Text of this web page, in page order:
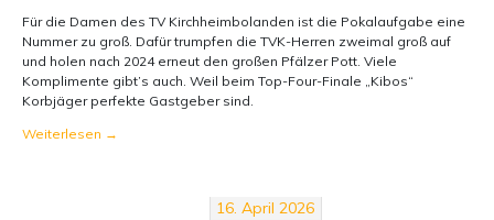
Für die Damen des TV Kirchheimbolanden ist die Pokalaufgabe eine
Nummer zu groß. Dafür trumpfen die TVK-Herren zweimal groß auf
und holen nach 2024 erneut den großen Pfälzer Pott. Viele
Komplimente gibt’s auch. Weil beim Top-Four-Finale „Kibos“
Korbjäger perfekte Gastgeber sind.
Weiterlesen →
16. April 2026